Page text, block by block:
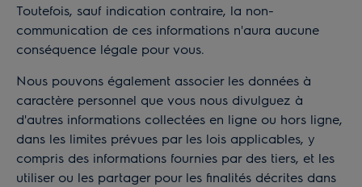
Toutefois, sauf indication contraire, la non-
communication de ces informations n'aura aucune
conséquence légale pour vous.
Nous pouvons également associer les données à
caractère personnel que vous nous divulguez à
d'autres informations collectées en ligne ou hors ligne,
dans les limites prévues par les lois applicables, y
compris des informations fournies par des tiers, et les
utiliser ou les partager pour les finalités décrites dans